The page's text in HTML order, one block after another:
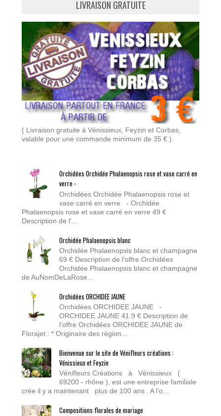
LIVRAISON GRATUITE
( Livraison gratuite à Vénissieux, Feyzin et Corbas,
valable pour une commande minimum de 35 € )
Orchidées Orchidée Phalaenopsis rose et vase carré en
verre -
Orchidées Orchidée Phalaenopsis rose et
vase carré en verre - Orchidée
Phalaenopsis rose et vase carré en verre 49 €
Description de l'...
Orchidée Phalaenopsis blanc
Orchidée Phalaenopsis blanc et champagne
69 € Description de l'offre Orchidées
Orchidée Phalaenopsis blanc et champagne
de AuNomDeLaRose...
Orchidées ORCHIDEE JAUNE
Orchidées ORCHIDEE JAUNE -
ORCHIDEE JAUNE 41.9 € Description de
l'offre Orchidées ORCHIDEE JAUNE de
Florajet : * Originaire des région...
Bienvenue sur le site de Vénifleurs créations :
Vénissieux et Feyzin
Vénifleurs Créations à Vénissieux (
69200 - rhône ), est une entreprise familiale
crée il y a maintenant plus de 100 ans . A l'o...
Compositions florales de mariage